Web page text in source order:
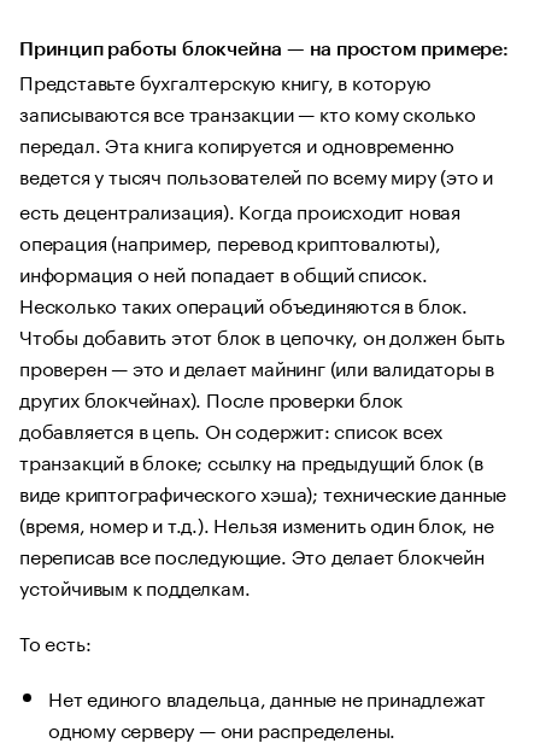
Принцип работы блокчейна — на простом примере:
Представьте бухгалтерскую книгу, в которую
записываются все транзакции — кто кому сколько
передал. Эта книга копируется и одновременно
ведетсяу тысяч пользователей по всему миру (это и
есть децентрализация). Когда происходит новая
операция (например, перевод криптовалюты),
информация о ней попадает в общий список.
Несколько таких операций объединяются в блок.
Чтобы добавить этот блок в цепочку, он должен быть
проверен — это и делает майнинг (или валидаторы в
других блокчейнах). После проверки блок
добавляется в цепь. Он содержит: список всех
транзакций в блоке; ссылку на предыдущий блок (в
виде криптографического хэша); технические данные
(время, номер и т.д.). Нельзя изменить один блок, не
переписав все последующие. Это делает блокчейн
устойчивым к подделкам.
То есть:
Нет единого владельца, данные не принадлежат
одному серверу — они распределены.